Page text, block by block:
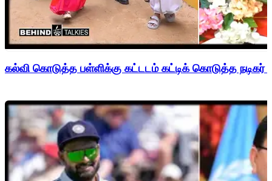
கல்வி கொடுத்த பள்ளிக்கு கட்டடம் கட்டிக் கொடுத்த நடிகர்